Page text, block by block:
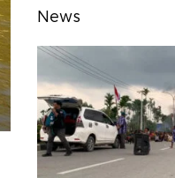
News